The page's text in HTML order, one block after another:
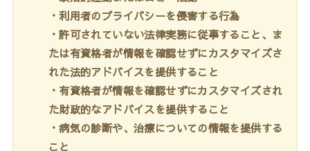
・利用者のプライバシーを侵害する行為
・許可されていない法律実務に従事すること、ま
たは有資格者が情報を確認せずにカスタマイズさ
れた法的アドバイスを提供すること
・有資格者が情報を確認せずにカスタマイズされ
た財政的なアドバイスを提供すること
・病気の診断や、治療についての情報を提供する
こと